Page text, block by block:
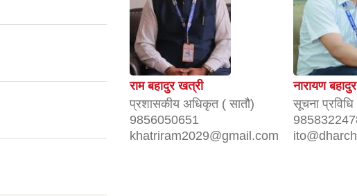
राम बहादुर खत्री
प्रशासकीय अधिकृत ( सातौ)
9856050651
khatriram2029@gmail.com
नारायण
सूचना